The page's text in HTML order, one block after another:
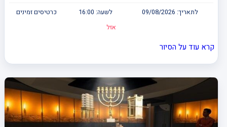
לתאריך: 09/08/2026 לשעה: 16:00
כרטיסים זמינים
אזל
קרא עוד על הסיור